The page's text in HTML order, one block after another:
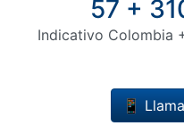
57 +
Indicativo Colombia
📱